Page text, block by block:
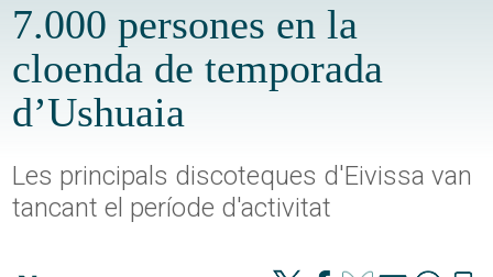
7.000 persones en la
cloenda de temporada
d’Ushuaia
Les principals discoteques d'Eivissa van
tancant el període d'activitat